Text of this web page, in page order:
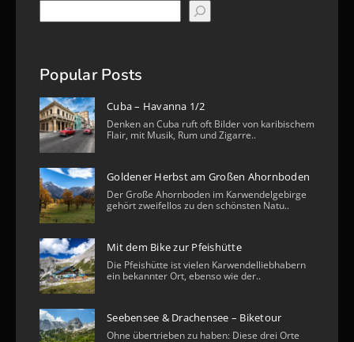
Popular Posts
Cuba – Havanna 1/2
Denken an Cuba ruft oft Bilder von karibischem
Flair, mit Musik, Rum und Zigarre..
Goldener Herbst am Großen Ahornboden
Der Große Ahornboden im Karwendelgebirge
gehört zweifellos zu den schönsten Natu..
Mit dem Bike zur Pfeishütte
Die Pfeishütte ist vielen Karwendelliebhabern
ein bekannter Ort, ebenso wie der..
Seebensee & Drachensee – Biketour
Ohne übertrieben zu haben: Diese drei Orte